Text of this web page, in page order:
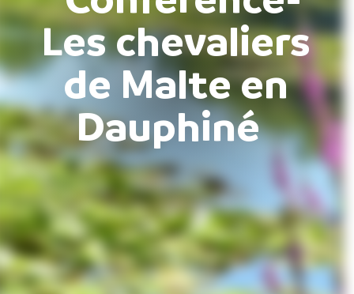
Les chevaliers
de Malte en
Dauphiné